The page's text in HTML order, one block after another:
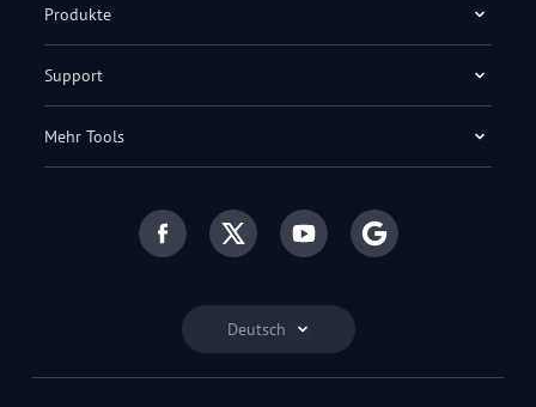
Deutsch
Produkte
Support
Mehr Tools